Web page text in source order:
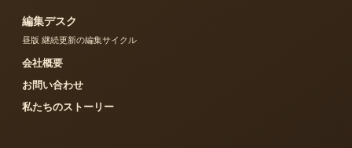
編集デスク
昼版 継続更新の編集サイクル
会社概要
お問い合わせ
私たちのストーリー